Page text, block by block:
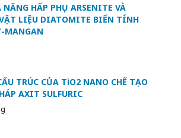
HẤP PHỤ ARSENITE VÀ
VẬT LIỆU DIATOMITE BIẾN TÍNH
MANGAN
TRÚC CỦA TiO2 NANO CHẾ TẠO
AXIT SULFURIC